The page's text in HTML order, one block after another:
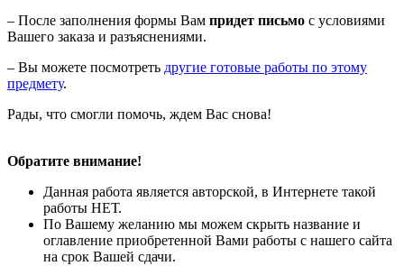
– После заполнения формы Вам придет письмо с условиями
Вашего заказа и разъяснениями.
– Вы можете посмотреть другие готовые работы по этому
предмету.
Рады, что смогли помочь, ждем Вас снова!
Обратите внимание!
Данная работа является авторской, в Интернете такой
работы НЕТ.
По Вашему желанию мы можем скрыть название и
оглавление приобретенной Вами работы с нашего сайта
на срок Вашей сдачи.